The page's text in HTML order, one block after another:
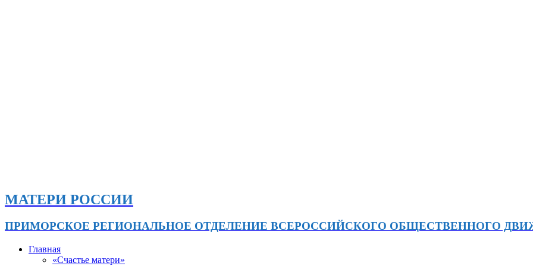
МАТЕРИ РОССИИ
ПРИМОРСКОЕ РЕГИОНАЛЬНОЕ ОТДЕЛЕНИЕ ВСЕРОССИЙСКОГО ОБЩЕСТВЕННОГО
Главная
«Счастье матери»